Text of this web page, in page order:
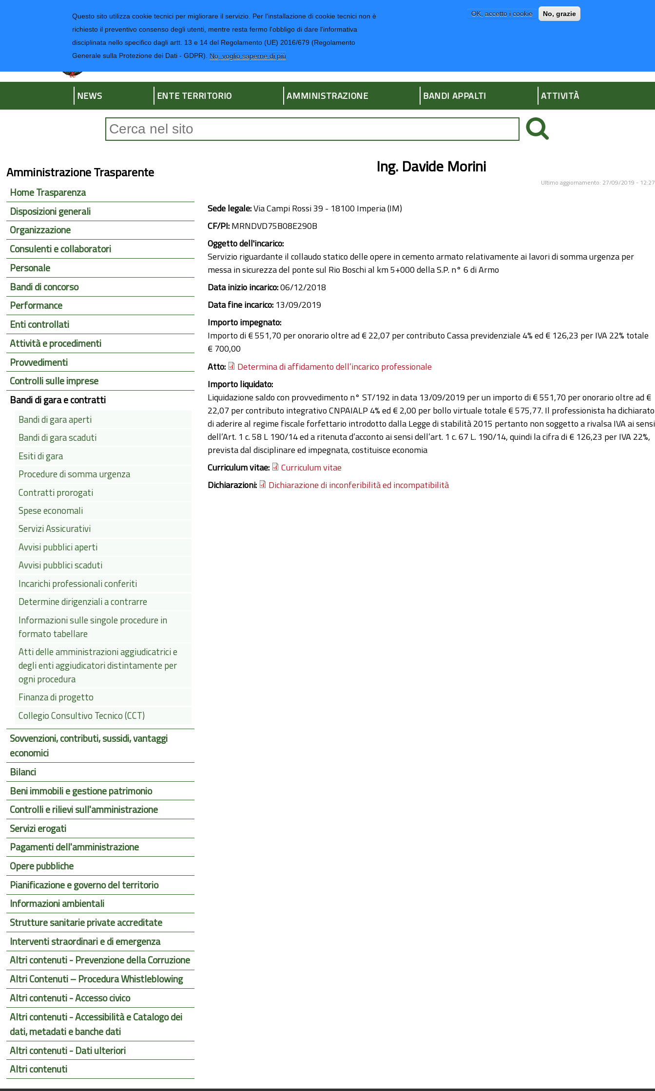
Questo sito utilizza cookie tecnici per migliorare il servizio. Per l'installazione di cookie tecnici non è
richiesto il preventivo consenso degli utenti, mentre resta fermo l'obbligo di dare l'informativa
disciplinata nello specifico dagli artt. 13 e 14 del Regolamento (UE) 2016/679 (Regolamento
Generale sulla Protezione dei Dati - GDPR). No, voglio saperne di più
OK, accetto i cookie No, grazie
Regione Liguria
Provincia di Imperia
NEWS ENTE TERRITORIO AMMINISTRAZIONE BANDI APPALTI ATTIVITÀ
Ing. Davide Morini
Ultimo aggiornamento: 27/09/2019 - 12:27
Sede legale:Via Campi Rossi 39 - 18100 Imperia (IM)
CF/PI:MRNDVD75B08E290B
Oggetto dell'incarico:
Servizio riguardante il collaudo statico delle opere in cemento armato relativamente ai lavori di somma urgenza per
messa in sicurezza del ponte sul Rio Boschi al km 5+000 della S.P. n° 6 di Armo
Data inizio incarico:06/12/2018
Data fine incarico: 13/09/2019
Importo impegnato:
Importo di € 551,70 per onorario oltre ad € 22,07 per contributo Cassa previdenziale 4% ed € 126,23 per IVA 22% totale
€ 700,00
Atto:
Determina di affidamento dell’incarico professionale
Importo liquidato:
Liquidazione saldo con provvedimento n° ST/192 in data 13/09/2019 per un importo di € 551,70 per onorario oltre ad €
22,07 per contributo integrativo CNPAIALP 4% ed € 2,00 per bollo virtuale totale € 575,77. Il professionista ha dichiarato
di aderire al regime fiscale forfettario introdotto dalla Legge di stabilità 2015 pertanto non soggetto a rivalsa IVA ai sensi
dell’Art. 1 c. 58 L 190/14 ed a ritenuta d’acconto ai sensi dell’art. 1 c. 67 L. 190/14, quindi la cifra di € 126,23 per IVA 22%,
prevista dal disciplinare ed impegnata, costituisce economia
Curriculum vitae:
Curriculum vitae
Dichiarazioni:
Dichiarazione di inconferibilità ed incompatibilità
Amministrazione Trasparente
Home Trasparenza
Disposizioni generali
Organizzazione
Consulenti e collaboratori
Personale
Bandi di concorso
Performance
Enti controllati
Attività e procedimenti
Provvedimenti
Controlli sulle imprese
Bandi di gara e contratti
Bandi di gara aperti
Bandi di gara scaduti
Esiti di gara
Procedure di somma urgenza
Contratti prorogati
Spese economali
Servizi Assicurativi
Avvisi pubblici aperti
Avvisi pubblici scaduti
Incarichi professionali conferiti
Determine dirigenziali a contrarre
Informazioni sulle singole procedure in
formato tabellare
Atti delle amministrazioni aggiudicatrici e
degli enti aggiudicatori distintamente per
ogni procedura
Finanza di progetto
Collegio Consultivo Tecnico (CCT)
Sovvenzioni, contributi, sussidi, vantaggi
economici
Bilanci
Beni immobili e gestione patrimonio
Controlli e rilievi sull'amministrazione
Servizi erogati
Pagamenti dell'amministrazione
Opere pubbliche
Pianificazione e governo del territorio
Informazioni ambientali
Strutture sanitarie private accreditate
Interventi straordinari e di emergenza
Altri contenuti - Prevenzione della Corruzione
Altri Contenuti – Procedura Whistleblowing
Altri contenuti - Accesso civico
Altri contenuti - Accessibilità e Catalogo dei
dati, metadati e banche dati
Altri contenuti - Dati ulteriori
Altri contenuti